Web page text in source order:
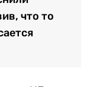
что то